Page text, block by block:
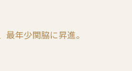
最年少関脇に昇進。